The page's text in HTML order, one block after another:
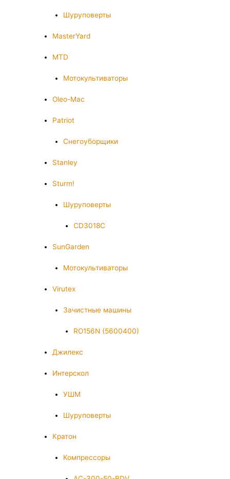
Шуруповерты
MasterYard
MTD
Мотокультиваторы
Oleo-Mac
Patriot
Снегоуборщики
Stanley
Sturm!
Шуруповерты
CD3018C
SunGarden
Мотокультиваторы
Virutex
Зачистные машины
RO156N (5600400)
Джилекс
Интерскол
УШМ
Шуруповерты
Кратон
Компрессоры